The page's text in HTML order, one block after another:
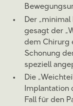
Der
gesagt der
dem Chirurg
Schonung
speziell
Die
Implantation
Fall für den